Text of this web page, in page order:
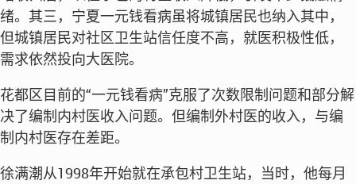
绪。其三，宁夏一元钱看病虽将城镇居民也纳入其中，
但城镇居民对社区卫生站信任度不高，就医积极性低，
需求依然投向大医院。
花都区目前的“一元钱看病”克服了次数限制问题和部分解
决了编制内村医收入问题。但编制外村医的收入，与编
制内村医存在差距。
徐满潮从1998年开始就在承包村卫生站，当时，他每月